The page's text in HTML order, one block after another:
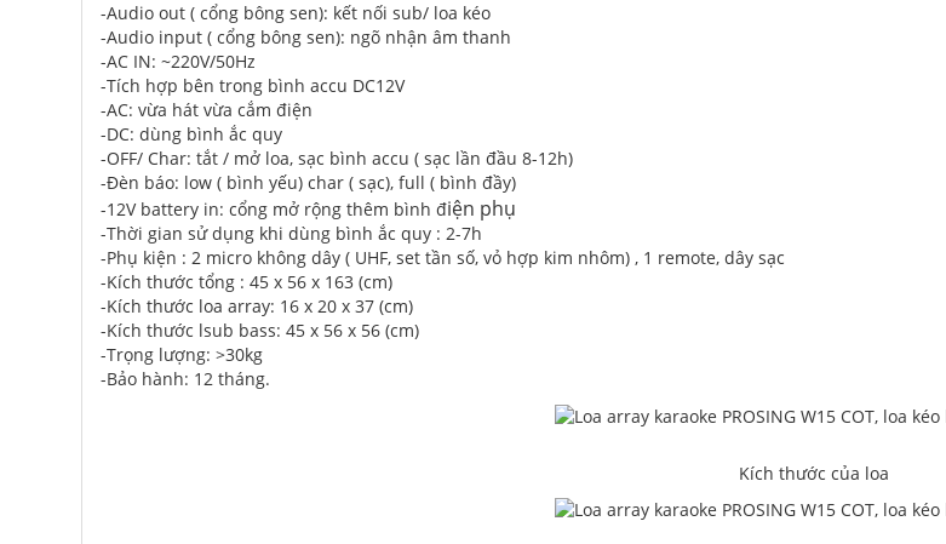
-Audio out ( cổng bông sen): kết nối sub/ loa kéo
-Audio input ( cổng bông sen): ngõ nhận âm thanh
-AC IN: ~220V/50Hz
-Tích hợp bên trong bình accu DC12V
-AC: vừa hát vừa cắm điện
-DC: dùng bình ắc quy
-OFF/ Char: tắt / mở loa, sạc bình accu ( sạc lần đầu 8-12h)
-Đèn báo: low ( bình yếu) char ( sạc), full ( bình đầy)
-12V battery in: cổng mở rộng thêm bình điện phụ
-Thời gian sử dụng khi dùng bình ắc quy : 2-7h
-Phụ kiện : 2 micro không dây ( UHF, set tần số, vỏ hợp kim nhôm) , 1 remote, dây sạc
-Kích thước tổng : 45 x 56 x 163 (cm)
-Kích thước loa array: 16 x 20 x 37 (cm)
-Kích thước lsub bass: 45 x 56 x 56 (cm)
-Trọng lượng: >30kg
-Bảo hành: 12 tháng.
Kích thước của loa